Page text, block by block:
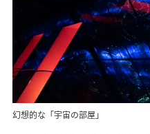
幻想的な「宇宙の部屋」